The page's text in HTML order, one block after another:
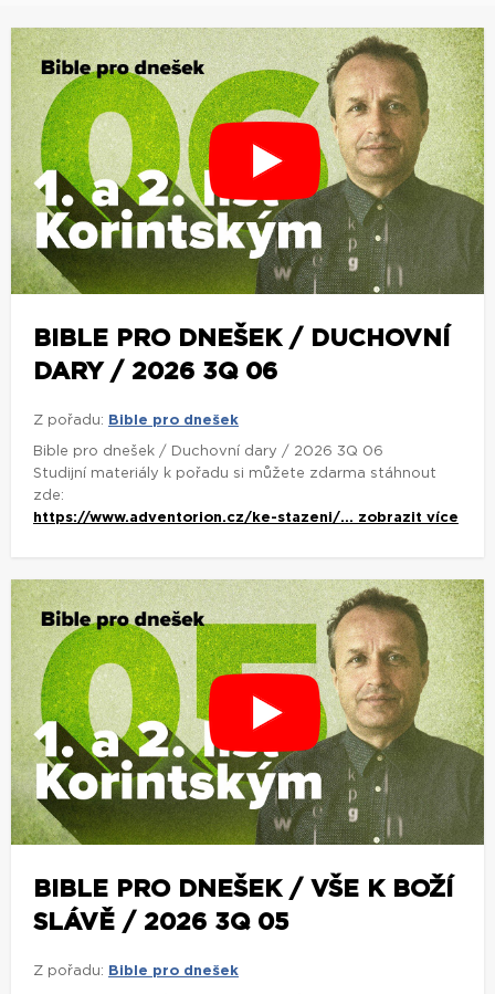
BIBLE PRO DNEŠEK / DUCHOVNÍ
DARY / 2026 3Q 06
Z pořadu: Bible pro dnešek
Bible pro dnešek / Duchovní dary / 2026 3Q 06
Studijní materiály k pořadu si můžete zdarma stáhnout
zde:
https://www.adventorion.cz/ke-stazeni/... zobrazit více
BIBLE PRO DNEŠEK / VŠE K BOŽÍ
SLÁVĚ / 2026 3Q 05
Z pořadu: Bible pro dnešek